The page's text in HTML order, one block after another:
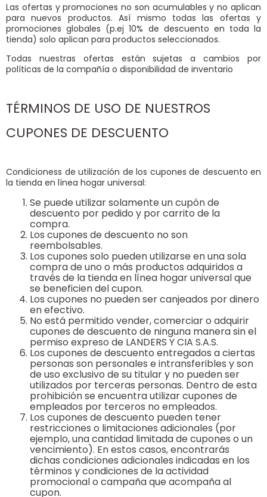
Las ofertas y promociones no son acumulables y no aplican
para nuevos productos. Así mismo todas las ofertas y
promociones globales (p.ej 10% de descuento en toda la
tienda) solo aplican para productos seleccionados.
Todas nuestras ofertas están sujetas a cambios por
políticas de la compañía o disponibilidad de inventario
TÉRMINOS DE USO DE NUESTROS
CUPONES DE DESCUENTO
Condicioness de utilización de los cupones de descuento en
la tienda en línea hogar universal:
Se puede utilizar solamente un cupón de
descuento por pedido y por carrito de la
compra.
Los cupones de descuento no son
reembolsables.
Los cupones solo pueden utilizarse en una sola
compra de uno o más productos adquiridos a
través de la tienda en línea hogar universal que
se beneficien del cupon.
Los cupones no pueden ser canjeados por dinero
en efectivo.
No está permitido vender, comerciar o adquirir
cupones de descuento de ninguna manera sin el
permiso expreso de LANDERS Y CIA S.A.S.
Los cupones de descuento entregados a ciertas
personas son personales e intransferibles y son
de uso exclusivo de su titular y no pueden ser
utilizados por terceras personas. Dentro de esta
prohibición se encuentra utilizar cupones de
empleados por terceros no empleados.
Los cupones de descuento pueden tener
restricciones o limitaciones adicionales (por
ejemplo, una cantidad limitada de cupones o un
vencimiento). En estos casos, encontrarás
dichas condiciones adicionales indicadas en los
términos y condiciones de la actividad
promocional o campaña que acompaña al
cupon.